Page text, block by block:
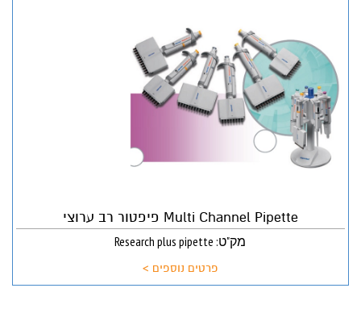
Multi Channel Pipette פיפטור רב ערוצי
מק"ט: Research plus pipette
פרטים נוספים >